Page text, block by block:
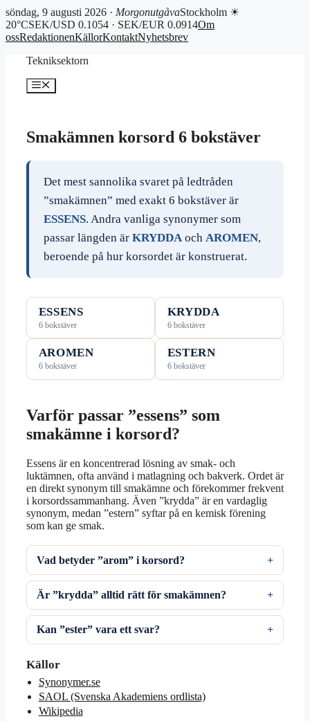
söndag, 9 augusti 2026 · MorgonutgåvaStockholm ☀
20°CSEK/USD 0.1054 · SEK/EUR 0.0914Om
ossRedaktionenKällorKontaktNyhetsbrev
Tekniksektorn
Meny
Smakämnen korsord 6 bokstäver
Det mest sannolika svaret på ledtråden
”smakämnen” med exakt 6 bokstäver är
ESSENS. Andra vanliga synonymer som
passar längden är KRYDDAoch AROMEN,
beroende på hur korsordet är konstruerat.
ESSENS
6 bokstäver
KRYDDA
6 bokstäver
AROMEN
6 bokstäver
ESTERN
6 bokstäver
Varför passar ”essens” som
smakämne i korsord?
Essens är en koncentrerad lösning av smak- och
luktämnen, ofta använd i matlagning och bakverk. Ordet är
en direkt synonym till smakämne och förekommer frekvent
i korsordssammanhang. Även ”krydda” är en vardaglig
synonym, medan ”estern” syftar på en kemisk förening
som kan ge smak.
Vad betyder ”arom” i korsord?
Är ”krydda” alltid rätt för smakämnen?
Kan ”ester” vara ett svar?
Källor
Synonymer.se
SAOL (Svenska Akademiens ordlista)
Wikipedia